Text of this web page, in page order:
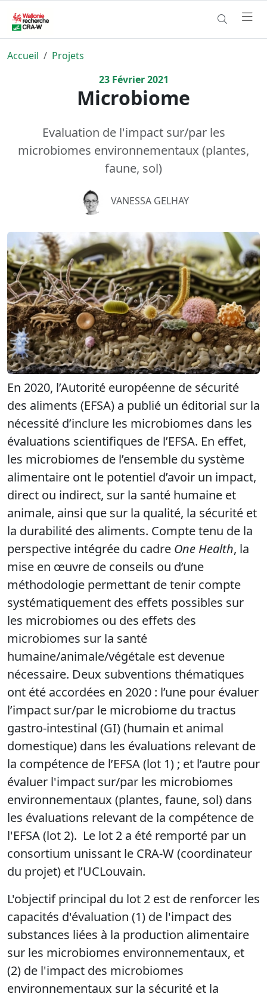
Accueil
Projets
23Février2021
Microbiome
Evaluation de l'impact sur/par les
microbiomes environnementaux (plantes,
faune, sol)
VANESSA GELHAY
En 2020, l’Autorité européenne de sécurité
des aliments (EFSA) a publié un éditorial sur la
nécessité d’inclure les microbiomes dans les
évaluations scientifiques de l’EFSA. En effet,
les microbiomes de l’ensemble du système
alimentaire ont le potentiel d’avoir un impact,
direct ou indirect, sur la santé humaine et
animale, ainsi que sur la qualité, la sécurité et
la durabilité des aliments. Compte tenu de la
perspective intégrée du cadre One Health, la
mise en œuvre de conseils ou d’une
méthodologie permettant de tenir compte
systématiquement des effets possibles sur
les microbiomes ou des effets des
microbiomes sur la santé
humaine/animale/végétale est devenue
nécessaire. Deux subventions thématiques
ont été accordées en 2020 : l’une pour évaluer
l’impact sur/par le microbiome du tractus
gastro-intestinal (GI) (humain et animal
domestique) dans les évaluations relevant de
la compétence de l’EFSA (lot 1) ; et l’autre pour
évaluer l'impact sur/par les microbiomes
environnementaux (plantes, faune, sol) dans
les évaluations relevant de la compétence de
l'EFSA (lot 2). Le lot 2 a été remporté par un
consortium unissant le CRA-W (coordinateur
du projet) et l’UCLouvain.
L'objectif principal du lot 2 est de renforcer les
capacités d'évaluation (1) de l'impact des
substances liées à la production alimentaire
sur les microbiomes environnementaux, et
(2) de l'impact des microbiomes
environnementaux sur la sécurité et la